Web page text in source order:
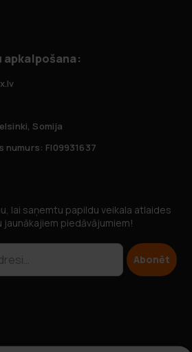
Somija
numurs: FI09931637
lai saņemtu papildu veikala atlaides
jaunākajiem piedāvājumiem!
Abonēt